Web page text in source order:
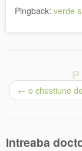
Pingback: verde
← o chestiune
Intreaba